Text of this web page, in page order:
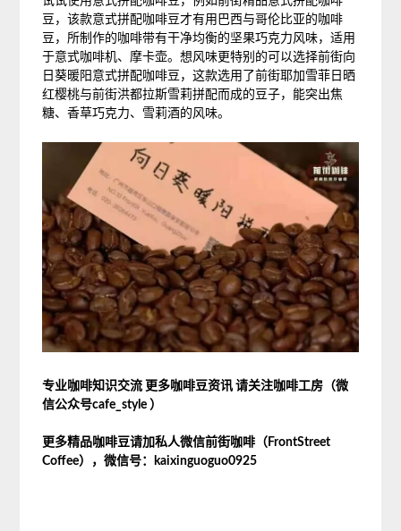
豆，该款意式拼配咖啡豆才有用巴西与哥伦比亚的咖啡
豆，所制作的咖啡带有干净均衡的坚果巧克力风味，适用
于意式咖啡机、摩卡壶。想风味更特别的可以选择前街向
日葵暖阳意式拼配咖啡豆，这款选用了前街耶加雪菲日晒
红樱桃与前街洪都拉斯雪莉拼配而成的豆子，能突出焦
糖、香草巧克力、雪莉酒的风味。
专业咖啡知识交流 更多咖啡豆资讯 请关注咖啡工房（微
信公众号cafe_style ）
更多精品咖啡豆请加私人微信前街咖啡（ FrontStreet
Coffee），微信号： kaixinguoguo0925